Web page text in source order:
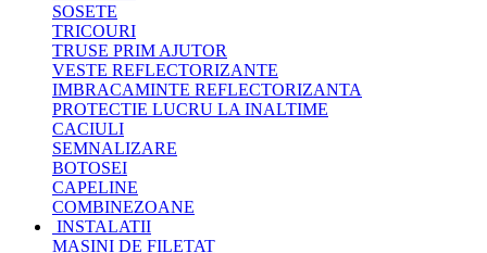
SOSETE
TRICOURI
TRUSE PRIM AJUTOR
VESTE REFLECTORIZANTE
IMBRACAMINTE REFLECTORIZANTA
PROTECTIE LUCRU LA INALTIME
CACIULI
SEMNALIZARE
BOTOSEI
CAPELINE
COMBINEZOANE
INSTALATII
MASINI DE FILETAT